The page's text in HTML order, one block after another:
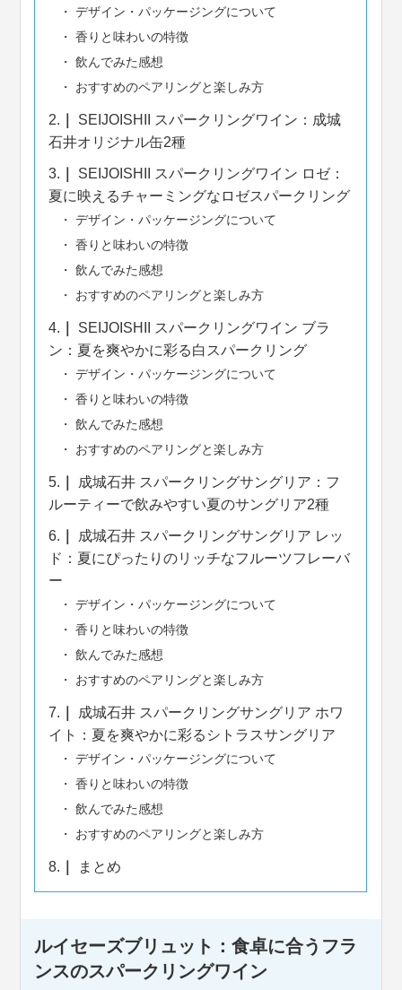
デザイン・パッケージングについて
香りと味わいの特徴
飲んでみた感想
おすすめのペアリングと楽しみ方
2.
SEIJOISHII スパークリングワイン：成城
石井オリジナル缶2種
3.
SEIJOISHII スパークリングワイン ロゼ：
夏に映えるチャーミングなロゼスパークリング
デザイン・パッケージングについて
香りと味わいの特徴
飲んでみた感想
おすすめのペアリングと楽しみ方
4.
SEIJOISHII スパークリングワイン ブラ
ン：夏を爽やかに彩る白スパークリング
デザイン・パッケージングについて
香りと味わいの特徴
飲んでみた感想
おすすめのペアリングと楽しみ方
5.
成城石井 スパークリングサングリア：フ
ルーティーで飲みやすい夏のサングリア2種
6.
成城石井 スパークリングサングリア レッ
ド：夏にぴったりのリッチなフルーツフレーバ
ー
デザイン・パッケージングについて
香りと味わいの特徴
飲んでみた感想
おすすめのペアリングと楽しみ方
7.
成城石井 スパークリングサングリア ホワ
イト：夏を爽やかに彩るシトラスサングリア
デザイン・パッケージングについて
香りと味わいの特徴
飲んでみた感想
おすすめのペアリングと楽しみ方
8. まとめ
ルイセーズブリュット：食卓に合うフラ
ンスのスパークリングワイン